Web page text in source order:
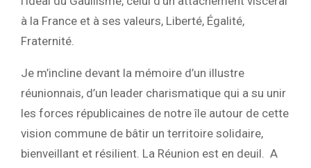
à la France et à ses valeurs, Liberté, Égalité,
Fraternité.
Je m’incline devant la mémoire d’un illustre
réunionnais, d’un leader charismatique qui a su unir
les forces républicaines de notre île autour de cette
vision commune de bâtir un territoire solidaire,
bienveillant et résilient. La Réunion est en deuil. A